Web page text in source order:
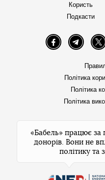
Користь
Подкасти
FacebookTelegram
Політика
Політика
Політика
«Бабель» працює за
донорів. Вони не
політику та